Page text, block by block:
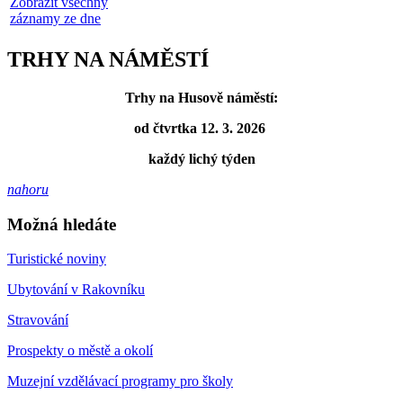
záznamy ze dne
TRHY NA NÁMĚSTÍ
Trhy na Husově náměstí:
od čtvrtka 12. 3. 2026
každý lichý týden
nahoru
Možná hledáte
Turistické noviny
Ubytování v Rakovníku
Stravování
Prospekty o městě a okolí
Muzejní vzdělávací programy pro školy